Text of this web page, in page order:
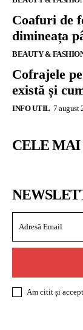
Coafuri de
dimineața
BEAUTY &
Cofrajele
există și
INFO UTIL 7 august
CELE
Am citit și